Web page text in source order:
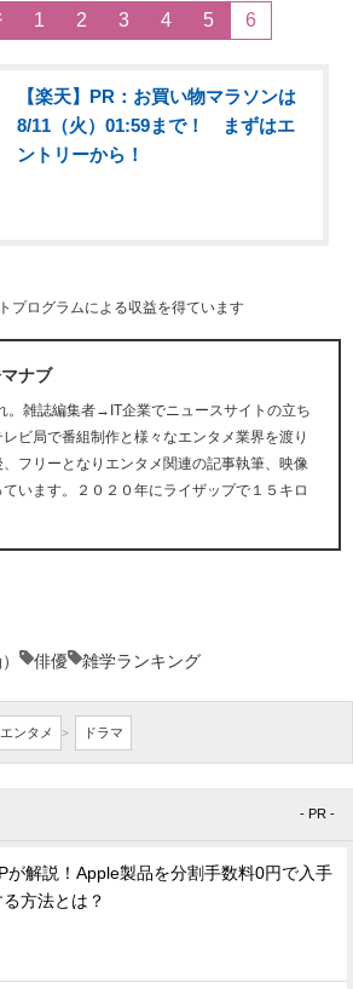
1 2 3 4 5 6
【楽天】PR：お買い物マラソンは
8/11（火）01:59まで！ まずはエ
ントリーから！
プログラムによる収益を得ています
ナブ
。雑誌編集者→IT企業でニュースサイトの立ち
ビ局で番組制作と様々なエンタメ業界を渡り
フリーとなりエンタメ関連の記事執筆、映像
います。２０２０年にライザップで１５キロ
俳優 雑学ランキング
エンタメ > ドラマ
- PR -
が解説！Apple製品を分割手数料0円で入手
る方法とは？